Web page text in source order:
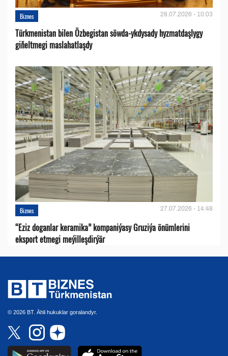
Biznes 28.07.2026 - 10:03
Türkmenistan bilen Özbegistan söwda-ykdysady hyzmatdaşlygy
giňeltmegi maslahatlaşdy
Biznes 27.07.2026 - 14:48
“Eziz doganlar keramika” kompaniýasy Gruziýa önümlerini
eksport etmegi meýilleşdirýär
© 2026 BT. Ähli hukuklar goralandyr.